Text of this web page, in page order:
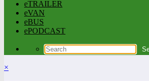
eTRAILER
eVAN
eBUS
ePODCAST
×